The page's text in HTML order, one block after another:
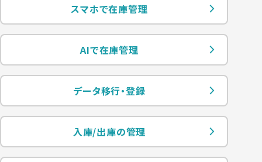
スマホで在庫管理
AIで在庫管理
データ移行・登録
入庫/出庫の管理